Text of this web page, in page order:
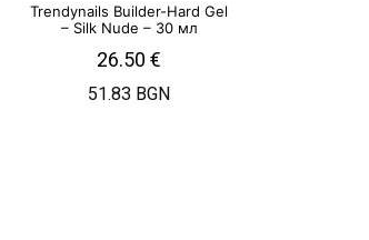
Trendynails Builder-Hard Gel
– Silk Nude – 30 мл
26.50€
51.83 BGN